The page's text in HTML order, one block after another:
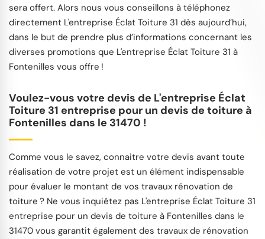
sera offert. Alors nous vous conseillons à téléphonez
directement L'entreprise Éclat Toiture 31 dès aujourd’hui,
dans le but de prendre plus d’informations concernant les
diverses promotions que L'entreprise Éclat Toiture 31 à
Fontenilles vous offre !
Voulez-vous votre devis de L'entreprise Éclat
Toiture 31 entreprise pour un devis de toiture à
Fontenilles dans le 31470 !
Comme vous le savez, connaitre votre devis avant toute
réalisation de votre projet est un élément indispensable
pour évaluer le montant de vos travaux rénovation de
toiture ? Ne vous inquiétez pas L'entreprise Éclat Toiture 31
entreprise pour un devis de toiture à Fontenilles dans le
31470 vous garantit également des travaux de rénovation